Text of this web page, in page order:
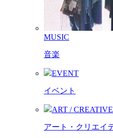
MUSIC
音楽
EVENT
イベント
ART / CREATIVE
アート・クリエイ